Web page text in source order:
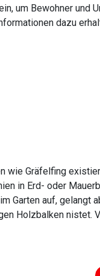
um Bewohner und
dazu
wie Gräfelfing
in Erd- oder
Garten auf, gelangt
Holzbalken nistet.